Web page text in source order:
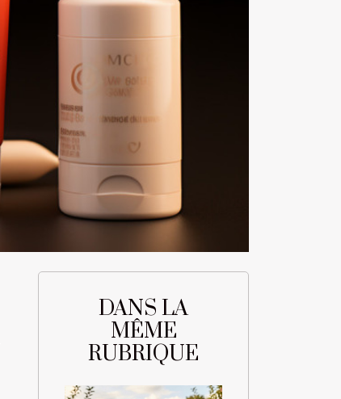
DANS LA
MÊME
RUBRIQUE